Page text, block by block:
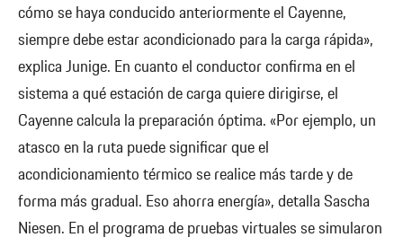
cómo se haya conducido anteriormente el Cayenne,
siempre debe estar acondicionado para la carga rápida»,
explica Junige. En cuanto el conductor confirma en el
sistema a qué estación de carga quiere dirigirse, el
Cayenne calcula la preparación óptima. «Por ejemplo, un
atasco en la ruta puede significar que el
acondicionamiento térmico se realice más tarde y de
forma más gradual. Eso ahorra energía», detalla Sascha
Niesen. En el programa de pruebas virtuales se simularon